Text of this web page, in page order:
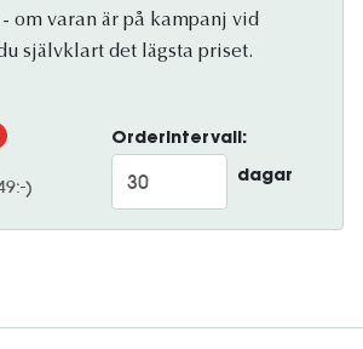
om varan är på kampanj vid
självklart det lägsta priset.
:-)
Orderintervall:
dagar